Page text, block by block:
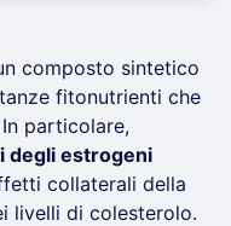
composto sintetico
fitonutrienti che
In particolare,
degli estrogeni
collaterali della
livelli di colesterolo.